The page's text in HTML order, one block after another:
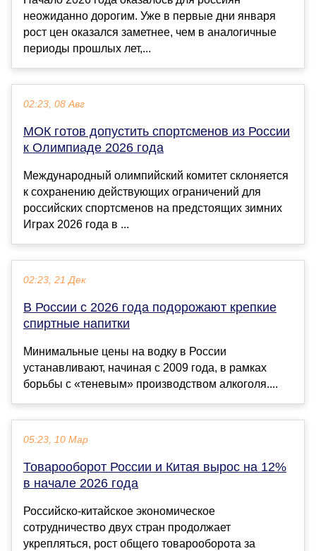
неожиданно дорогим. Уже в первые дни января
рост цен оказался заметнее, чем в аналогичные
периоды прошлых лет,...
02:23, 08 Авг
МОК готов допустить спортсменов из России
к Олимпиаде 2026 года
Международный олимпийский комитет склоняется
к сохранению действующих ограничений для
российских спортсменов на предстоящих зимних
Играх 2026 года в ...
02:23, 21 Дек
В России с 2026 года подорожают крепкие
спиртные напитки
Минимальные цены на водку в России
устанавливают, начиная с 2009 года, в рамках
борьбы с «теневым» производством алкоголя....
05:23, 10 Мар
Товарооборот России и Китая вырос на 12%
в начале 2026 года
Российско-китайское экономическое
сотрудничество двух стран продолжает
укрепляться, рост общего товарооборота за